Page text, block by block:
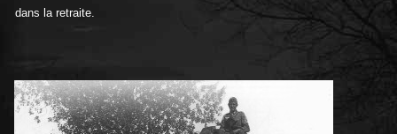
dans la retraite.